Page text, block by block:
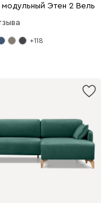
модульный Этен 2
+118